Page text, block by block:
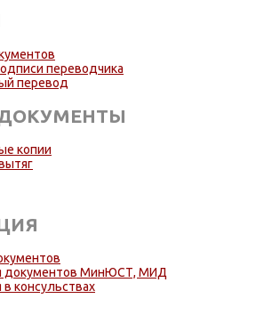
переводчика
перевод
копии
документов МинЮСТ, МИД
в консульствах